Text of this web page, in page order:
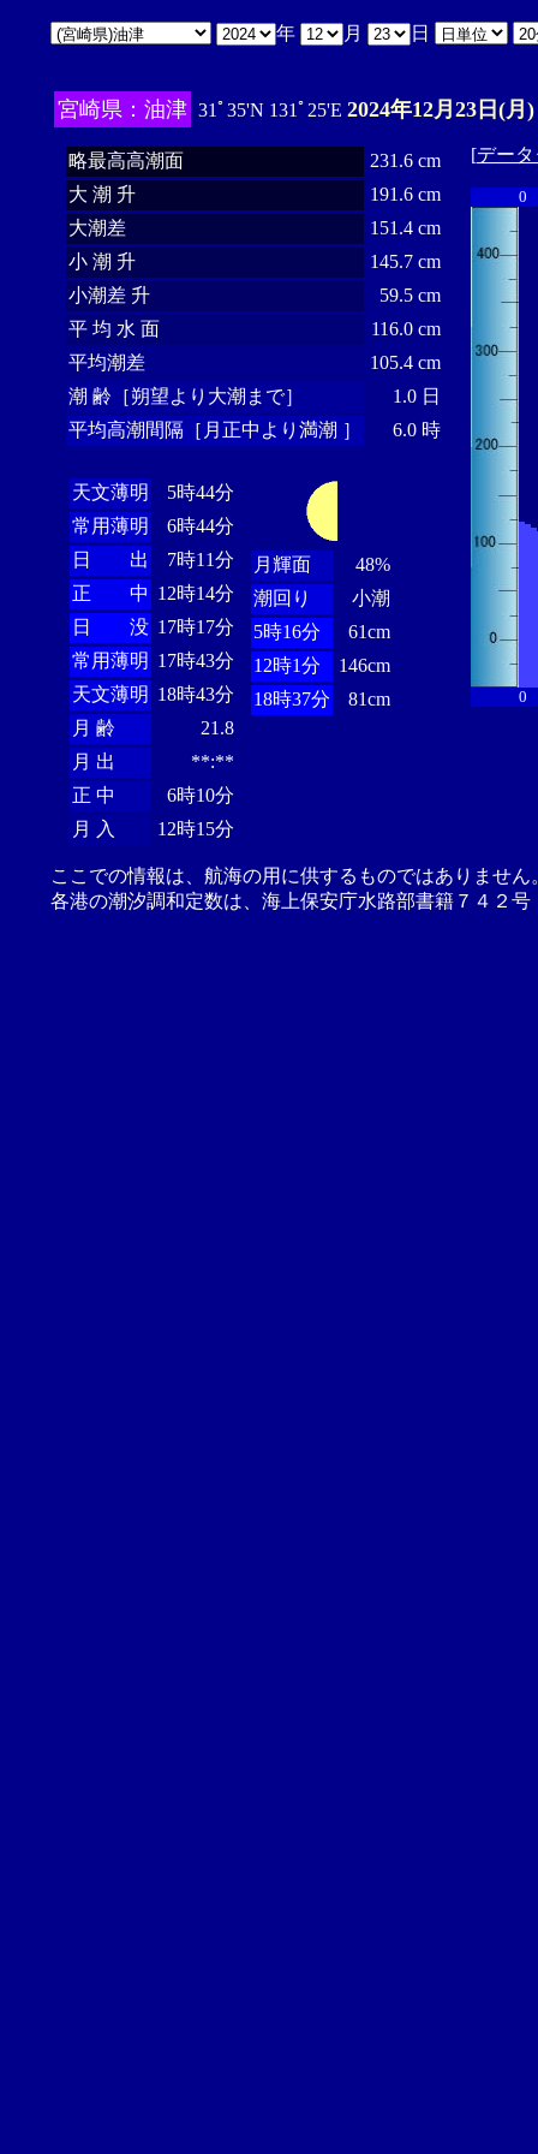
年 月 日
宮崎県：油津 31ﾟ35'N 131ﾟ25'E 2024年12月23日(月)
略最高高潮面
231.6 cm
大 潮 升
191.6 cm
大潮差
151.4 cm
小 潮 升
145.7 cm
小潮差 升
59.5 cm
平 均 水 面
116.0 cm
平均潮差
105.4 cm
潮 齢［朔望より大潮まで］
1.0 日
平均高潮間隔［月正中より満潮 ］
6.0 時
天文薄明
5時44分
常用薄明
6時44分
日 出
7時11分
正 中 12時14分
日 没 17時17分
常用薄明 17時43分
天文薄明 18時43分
月 齢
21.8
月 出
**:**
正 中
6時10分
月 入
12時15分
月輝面
48%
潮回り
小潮
5時16分
61cm
12時1分
146cm
18時37分
81cm
[デー
0
0
ここでの情報は、航海の用に供するものではありませ
各港の潮汐調和定数は、海上保安庁水路部書籍７４２